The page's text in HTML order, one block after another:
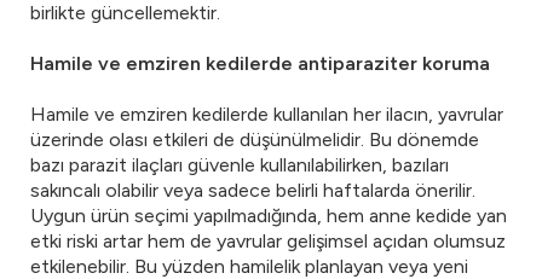
birlikte güncellemektir.
Hamile ve emziren kedilerde antiparaziter koruma
Hamile ve emziren kedilerde kullanılan her ilacın, yavrular
üzerinde olası etkileri de düşünülmelidir. Bu dönemde
bazı parazit ilaçları güvenle kullanılabilirken, bazıları
sakıncalı olabilir veya sadece belirli haftalarda önerilir.
Uygun ürün seçimi yapılmadığında, hem anne kedide yan
etki riski artar hem de yavrular gelişimsel açıdan olumsuz
etkilenebilir. Bu yüzden hamilelik planlayan veya yeni